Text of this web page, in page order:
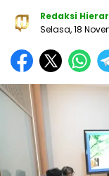
Redaksi
Selasa, 18